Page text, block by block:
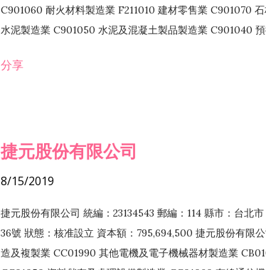
C901060 耐火材料製造業 F211010 建材零售業 C901070
水泥製造業 C901050 水泥及混凝土製品製造業 C901040
EZ99990 其他工程業 F102170 食品什貨批發業 F106020
分享
捷元股份有限公司
8/15/2019
捷元股份有限公司 統編：23134543 郵編：114 縣市：台北
36號 狀態：核准設立 資本額：795,694,500 捷元股份有限
造及複製業 CC01990 其他電機及電子機械器材製造業